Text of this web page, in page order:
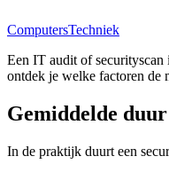
ComputersTechniek
Een IT audit of securityscan
ontdek je welke factoren de
Gemiddelde
In de praktijk duurt een